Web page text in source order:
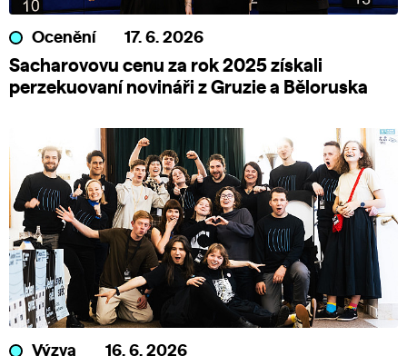
Ocenění 17. 6. 2026
Sacharovovu cenu za rok 2025 získali
perzekuovaní novináři z Gruzie a Běloruska
Výzva 16. 6. 2026